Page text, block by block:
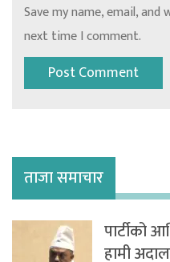
Save my name, email,
next time I comment.
ताजा समाचार
पार्टीको
हामी